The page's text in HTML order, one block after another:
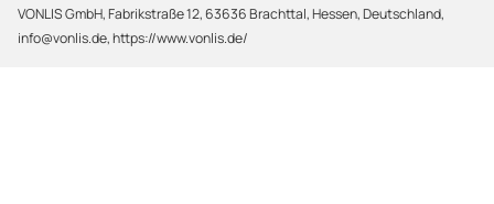
VONLIS GmbH, Fabrikstraße 12, 63636 Brachttal, Hessen, Deutschland,
info@vonlis.de, https://www.vonlis.de/